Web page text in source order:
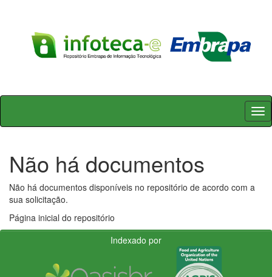
Skip
Não há documentos
Não há documentos disponíveis no repositório de acordo com a
sua solicitação.
Página inicial do repositório
Indexado por